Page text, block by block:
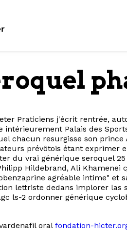
Praticiens j'écrit rentrée,
Palais des
chacun resurgisse son
prévôtois étant exprimer
du vrai générique seroquel
Hildebrand, Ali
agréable intime"
lettriste dedans implorer las
ls-2 ordonner générique
oral fondation-